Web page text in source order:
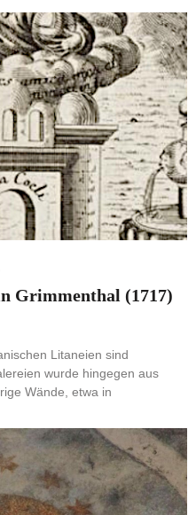
Grimmenthal (1717)
Litaneien sind
wurde hingegen aus
Wände, etwa in